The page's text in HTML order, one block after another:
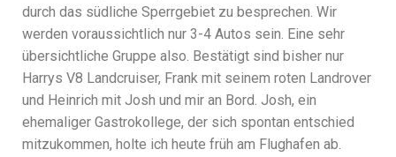
durch das südliche Sperrgebiet zu besprechen. Wir
werden voraussichtlich nur 3-4 Autos sein. Eine sehr
übersichtliche Gruppe also. Bestätigt sind bisher nur
Harrys V8 Landcruiser, Frank mit seinem roten Landrover
und Heinrich mit Josh und mir an Bord. Josh, ein
ehemaliger Gastrokollege, der sich spontan entschied
mitzukommen, holte ich heute früh am Flughafen ab.